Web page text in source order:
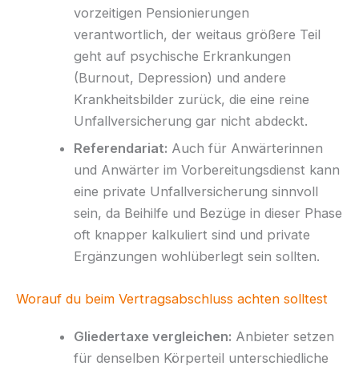
vorzeitigen Pensionierungen
verantwortlich, der weitaus größere Teil
geht auf psychische Erkrankungen
(Burnout, Depression) und andere
Krankheitsbilder zurück, die eine reine
Unfallversicherung gar nicht abdeckt.
Referendariat: Auch für Anwärterinnen
und Anwärter im Vorbereitungsdienst kann
eine private Unfallversicherung sinnvoll
sein, da Beihilfe und Bezüge in dieser Phase
oft knapper kalkuliert sind und private
Ergänzungen wohlüberlegt sein sollten.
Worauf du beim Vertragsabschluss achten solltest
Gliedertaxe vergleichen: Anbieter setzen
für denselben Körperteil unterschiedliche